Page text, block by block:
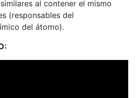
al contener el mismo
(responsables del
del átomo).